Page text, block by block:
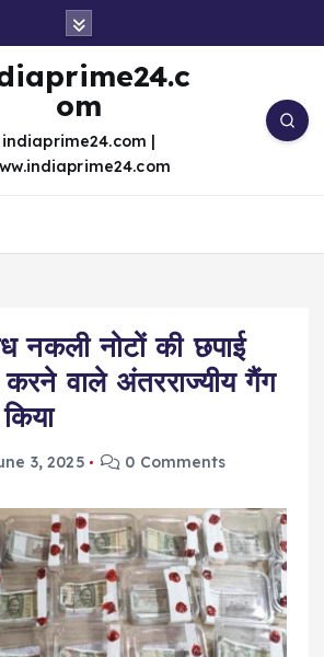
om
indiaprime24.com |
नकली नोटों की छपाई
वाले अंतरराज्यीय गैंग
3, 2025 0 Comments